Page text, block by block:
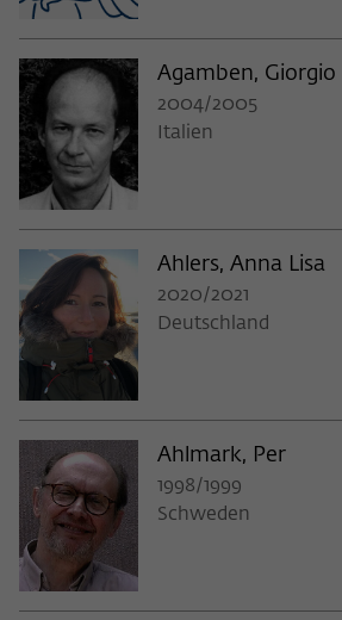
Agamben, Giorgio
2004/2005
Italien
Ahlers, Anna Lisa
2020/2021
Deutschland
Ahlmark, Per
1998/1999
Schweden